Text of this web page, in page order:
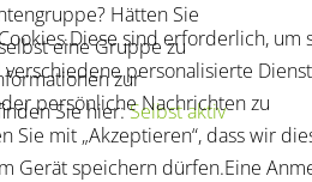
Hätten Sie
eine Gruppe zu
zur
Sie hier:Selbst aktiv
sind erforderlich, um
personalisierte
persönliche Nachrichten zu
Sie mit „Akzeptieren“, dass wir
Gerät speichern dürfen.Eine